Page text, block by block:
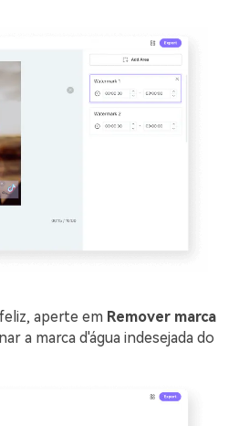
aperte em Remover marca
a marca d'água indesejada do